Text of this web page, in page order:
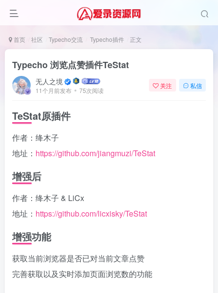
首页 社区 Typecho交流 Typecho插件 正文
Typecho 浏览点赞插件TeStat
无人之境
11个月前发布 75次阅读
关注 私信
TeStat原插件
作者：绛木子
地址： https://github.com/jiangmuzi/TeStat
增强后
作者：绛木子 & LiCx
地址： https://github.com/licxisky/TeStat
增强功能
获取当前浏览器是否已对当前文章点赞
完善获取以及实时添加页面浏览数的功能